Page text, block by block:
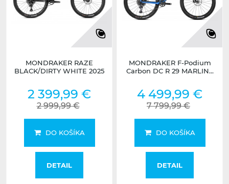
MONDRAKER RAZE
BLACK/DIRTY WHITE 2025
2 399,99 €
2 999,99 €
DO KOŠÍKA
DETAIL
MONDRAKER F-Podium
Carbon DC R 29 MARLIN...
4 499,99 €
7 799,99 €
DO KOŠÍKA
DETAIL